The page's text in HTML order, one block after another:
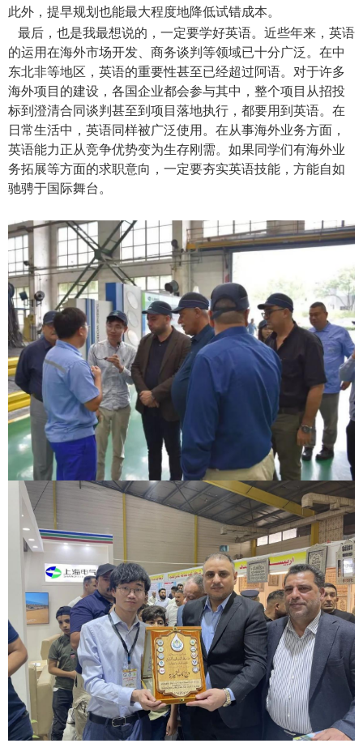
此外，提早规划也能最大程度地降低试错成本。
最后，也是我最想说的，一定要学好英语。近些年来，英语
的运用在海外市场开发、商务谈判等领域已十分广泛。在中
东北非等地区，英语的重要性甚至已经超过阿语。对于许多
海外项目的建设，各国企业都会参与其中，整个项目从招投
标到澄清合同谈判甚至到项目落地执行，都要用到英语。在
日常生活中，英语同样被广泛使用。在从事海外业务方面，
英语能力正从竞争优势变为生存刚需。如果同学们有海外业
务拓展等方面的求职意向，一定要夯实英语技能，方能自如
驰骋于国际舞台。